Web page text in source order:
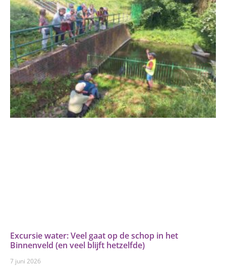
Excursie water: Veel gaat op de schop in het
Binnenveld (en veel blijft hetzelfde)
7 juni 2026